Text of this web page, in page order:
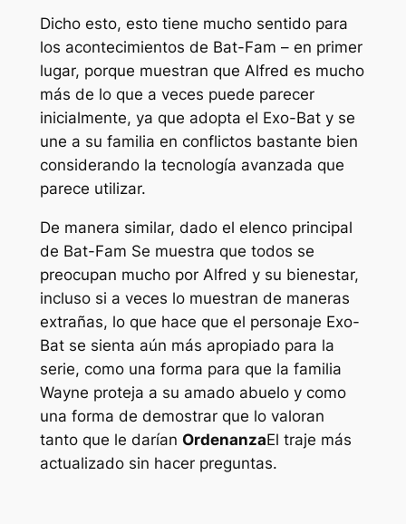
Dicho esto, esto tiene mucho sentido para
los acontecimientos de Bat-Fam – en primer
lugar, porque muestran que Alfred es mucho
más de lo que a veces puede parecer
inicialmente, ya que adopta el Exo-Bat y se
une a su familia en conflictos bastante bien
considerando la tecnología avanzada que
parece utilizar.
De manera similar, dado el elenco principal
de Bat-Fam Se muestra que todos se
preocupan mucho por Alfred y su bienestar,
incluso si a veces lo muestran de maneras
extrañas, lo que hace que el personaje Exo-
Bat se sienta aún más apropiado para la
serie, como una forma para que la familia
Wayne proteja a su amado abuelo y como
una forma de demostrar que lo valoran
tanto que le darían OrdenanzaEl traje más
actualizado sin hacer preguntas.